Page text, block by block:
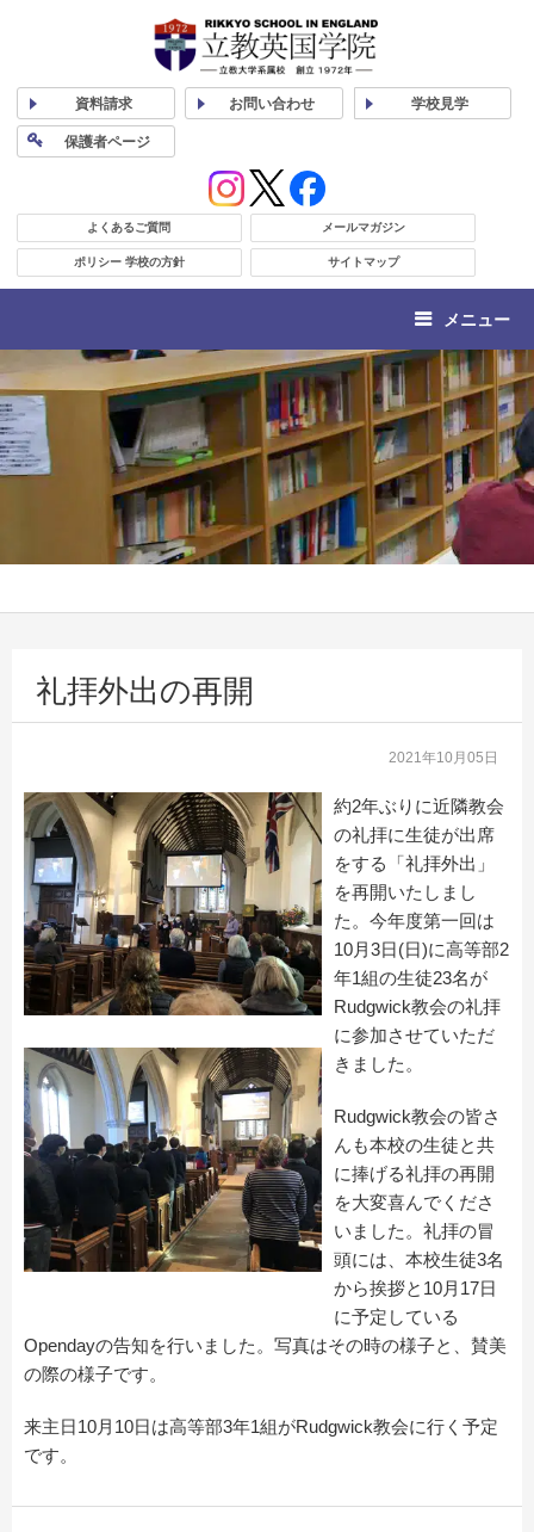
資料請求 お問い合わせ 学校見学
保護者ページ
よくあるご質問 メールマガジン
ポリシー 学校の方針 サイトマップ
メニュー
礼拝外出の再開
2021年10月05日
約2年ぶりに近隣教会
の礼拝に生徒が出席
をする「礼拝外出」
を再開いたしまし
た。今年度第一回は
10月3日(日)に高等部2
年1組の生徒23名が
Rudgwick教会の礼拝
に参加させていただ
きました。
Rudgwick教会の皆さ
んも本校の生徒と共
に捧げる礼拝の再開
を大変喜んでくださ
いました。礼拝の冒
頭には、本校生徒3名
から挨拶と10月17日
に予定している
Opendayの告知を行いました。写真はその時の様子と、賛美
の際の様子です。
来主日10月10日は高等部3年1組がRudgwick教会に行く予定
です。